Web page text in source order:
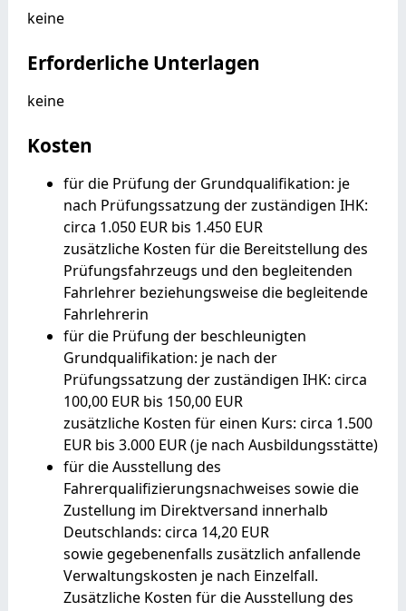
keine
Erforderliche Unterlagen
keine
Kosten
für die Prüfung der Grundqualifikation: je
nach Prüfungssatzung der zuständigen IHK:
circa 1.050 EUR bis 1.450 EUR
zusätzliche Kosten für die Bereitstellung des
Prüfungsfahrzeugs und den begleitenden
Fahrlehrer beziehungsweise die begleitende
Fahrlehrerin
für die Prüfung der beschleunigten
Grundqualifikation: je nach der
Prüfungssatzung der zuständigen IHK: circa
100,00 EUR bis 150,00 EUR
zusätzliche Kosten für einen Kurs: circa 1.500
EUR bis 3.000 EUR (je nach Ausbildungsstätte)
für die Ausstellung des
Fahrerqualifizierungsnachweises sowie die
Zustellung im Direktversand innerhalb
Deutschlands: circa 14,20 EUR
sowie gegebenenfalls zusätzlich anfallende
Verwaltungskosten je nach Einzelfall.
Zusätzliche Kosten für die Ausstellung des